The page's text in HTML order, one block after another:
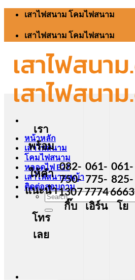
Skip
content
เสาไฟสนาม โคมไฟสนาม
เสาไฟสนาม โคมไฟสนาม
หน้าหลัก
เสาไฟสนาม
โคมไฟสนาม
หลอดไฟ E27
เสาไฟสนามหญ้า
ติดต่อสอบถาม
Search
for:
เรา
พร้อม
ให้คำ
แนะนำ
โทร
เลย
082-
750-
1307
กิ๊บ
061-
775-
7774
เอิร์น
061-
825-
6663
โย